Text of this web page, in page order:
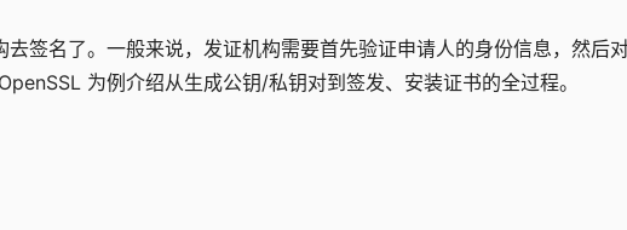
签名了。一般来说，发证机构需要首先验证申请人的身份信息，然后
为例介绍从生成公钥/私钥对到签发、安装证书的全过程。